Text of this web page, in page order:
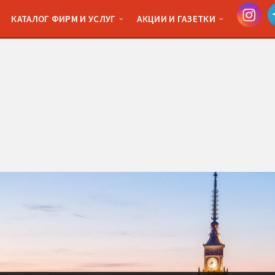
КАТАЛОГ ФИРМ И УСЛУГ АКЦИИ И ГАЗЕТКИ